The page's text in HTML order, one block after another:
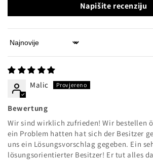
Napišite recenziju
Sort by
Malic
Bewertung
Wir sind wirklich zufrieden! Wir bestellen
ein Problem hatten hat sich der Besitzer
uns ein Lösungsvorschlag gegeben. Ein
lösungsorientierter Besitzer! Er tut alles